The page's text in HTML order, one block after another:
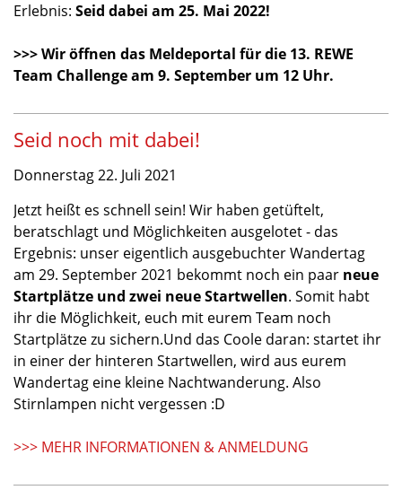
Erlebnis: Seid dabei am 25. Mai 2022!
>>> Wir öffnen das Meldeportal für die 13. REWE
Team Challenge am 9. September um 12 Uhr.
Seid noch mit dabei!
Donnerstag 22. Juli 2021
Jetzt heißt es schnell sein! Wir haben getüftelt,
beratschlagt und Möglichkeiten ausgelotet - das
Ergebnis: unser eigentlich ausgebuchter Wandertag
am 29. September 2021 bekommt noch ein paar neue
Startplätze und zwei neue Startwellen. Somit habt
ihr die Möglichkeit, euch mit eurem Team noch
Startplätze zu sichern.Und das Coole daran: startet ihr
in einer der hinteren Startwellen, wird aus eurem
Wandertag eine kleine Nachtwanderung. Also
Stirnlampen nicht vergessen :D
>>> MEHR INFORMATIONEN & ANMELDUNG